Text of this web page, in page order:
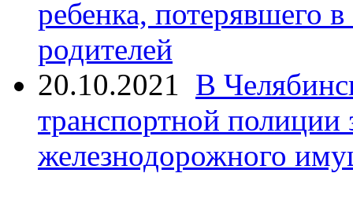
ребенка, потерявшего
родителей
20.10.2021 В
транспортной
железнодорожного